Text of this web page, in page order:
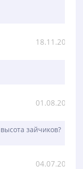
18.11.2023
01.08.2023
зайчиков?
04.07.2023